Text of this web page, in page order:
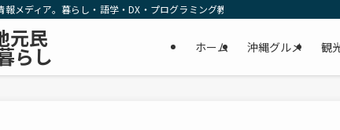
メディア。暮らし・語学・DX・プログラミング教育の リアルな一次情報を
元民
らし ホーム 沖縄グルメ 観